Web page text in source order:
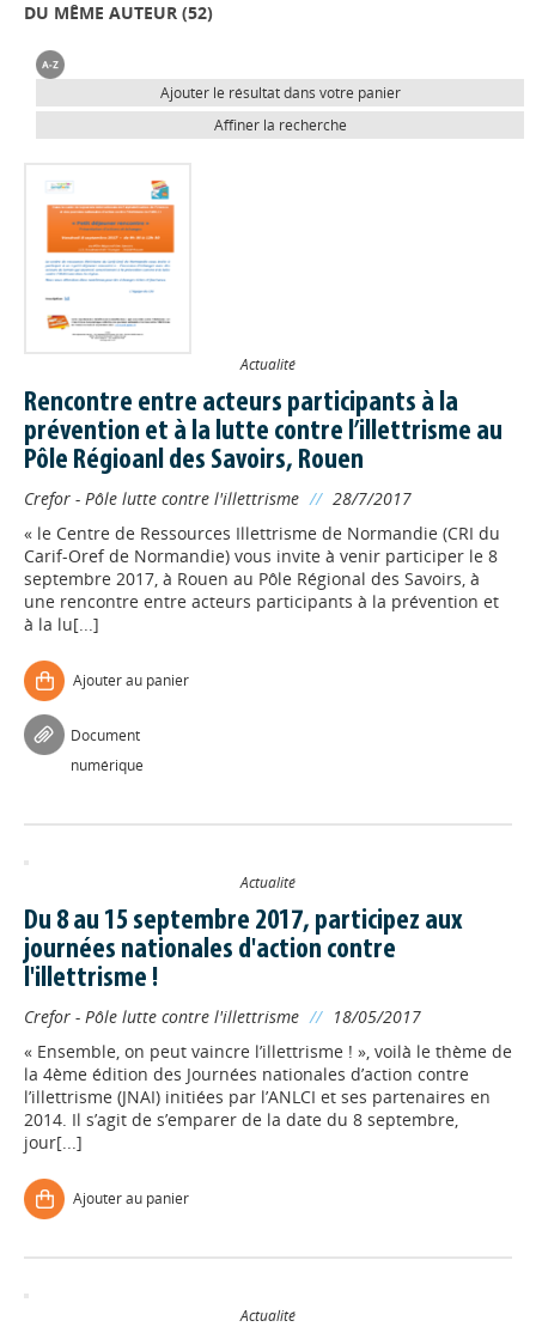
DU MÊME AUTEUR (52)
Ajouter le résultat dans votre panier
Affiner la recherche
Actualité
Rencontre entre acteurs participants à la
prévention et à la lutte contre l’illettrisme au
Pôle Régioanl des Savoirs, Rouen
Crefor - Pôle lutte contre l'illettrisme // 28/7/2017
« le Centre de Ressources Illettrisme de Normandie (CRI du
Carif-Oref de Normandie) vous invite à venir participer le 8
septembre 2017, à Rouen au Pôle Régional des Savoirs, à
une rencontre entre acteurs participants à la prévention et
à la lu[...]
Ajouter au panier
Document
numérique
Actualité
Du 8 au 15 septembre 2017, participez aux
journées nationales d'action contre
l'illettrisme !
Crefor - Pôle lutte contre l'illettrisme // 18/05/2017
« Ensemble, on peut vaincre l’illettrisme ! », voilà le thème de
la 4ème édition des Journées nationales d’action contre
l’illettrisme (JNAI) initiées par l’ANLCI et ses partenaires en
2014. Il s’agit de s’emparer de la date du 8 septembre,
jour[...]
Ajouter au panier
Actualité